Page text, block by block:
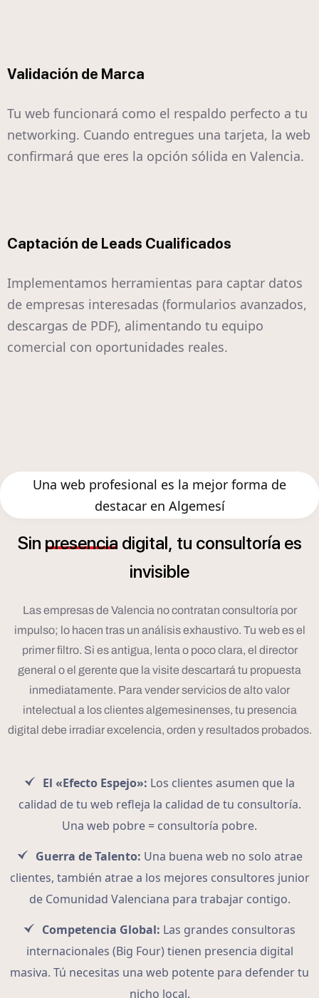
Validación de Marca
Tu web funcionará como el respaldo perfecto a tu
networking. Cuando entregues una tarjeta, la web
confirmará que eres la opción sólida en Valencia.
Captación de Leads Cualificados
Implementamos herramientas para captar datos
de empresas interesadas (formularios avanzados,
descargas de PDF), alimentando tu equipo
comercial con oportunidades reales.
Una web profesional es la mejor forma de
destacar en Algemesí
Sin presencia digital, tu consultoría es
invisible
Las empresas de Valencia no contratan consultoría por
impulso; lo hacen tras un análisis exhaustivo. Tu web es el
primer filtro. Si es antigua, lenta o poco clara, el director
general o el gerente que la visite descartará tu propuesta
inmediatamente. Para vender servicios de alto valor
intelectual a los clientes algemesinenses, tu presencia
digital debe irradiar excelencia, orden y resultados probados.
El «Efecto Espejo»: Los clientes asumen que la
calidad de tu web refleja la calidad de tu consultoría.
Una web pobre = consultoría pobre.
Guerra de Talento: Una buena web no solo atrae
clientes, también atrae a los mejores consultores junior
de Comunidad Valenciana para trabajar contigo.
Competencia Global: Las grandes consultoras
internacionales (Big Four) tienen presencia digital
masiva. Tú necesitas una web potente para defender tu
nicho local.